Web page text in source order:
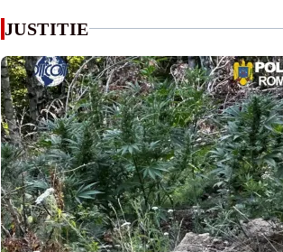
JUSTITIE